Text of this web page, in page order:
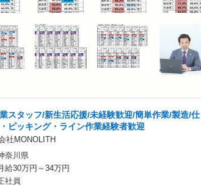
スタッフ/新生活応援/未経験歓迎/簡単作業/製造/仕
ピッキング・ライン作業経験者歓迎
社MONOLITH
奈川県
給30万円～34万円
社員